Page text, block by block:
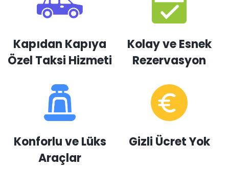
Kapıdan Kapıya
Özel Taksi Hizmeti
Kolay ve Esnek
Rezervasyon
Konforlu ve Lüks
Araçlar
Gizli Ücret Yok